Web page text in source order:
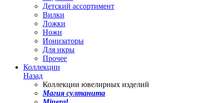
Детский ассортимент
Вилки
Ложки
Ножи
Ионизаторы
Для икры
Прочее
Коллекции
Назад
Коллекции ювелирных изделий
Магия султанита